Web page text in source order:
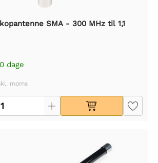
SMA - 300 MHz til 1,1
dage
moms